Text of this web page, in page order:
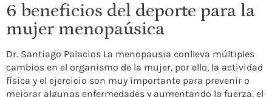
6 beneficios del deporte para la
mujer menopaúsica
Dr. Santiago Palacios La menopausia conlleva múltiples
cambios en el organismo de la mujer, por ello, la actividad
física y el ejercicio son muy importante para prevenir o
mejorar algunas enfermedades y aumentando la fuerza, el